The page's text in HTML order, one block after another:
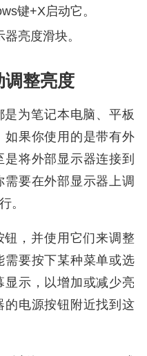
键+X启动它。
亮度滑块。
调整亮度
为笔记本电脑、平板
如果你使用的是带有外
将外部显示器连接到
要在外部显示器上调
。
，并使用它们来调整
需要按下某种菜单或选
示，以增加或减少亮
的电源按钮附近找到这